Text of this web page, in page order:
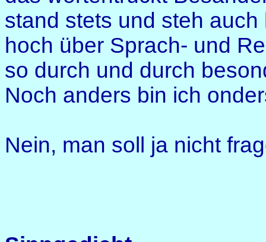
stand stets und steh auch
hoch über Sprach- und
so durch und durch
Noch anders bin ich
Nein, man soll ja nicht